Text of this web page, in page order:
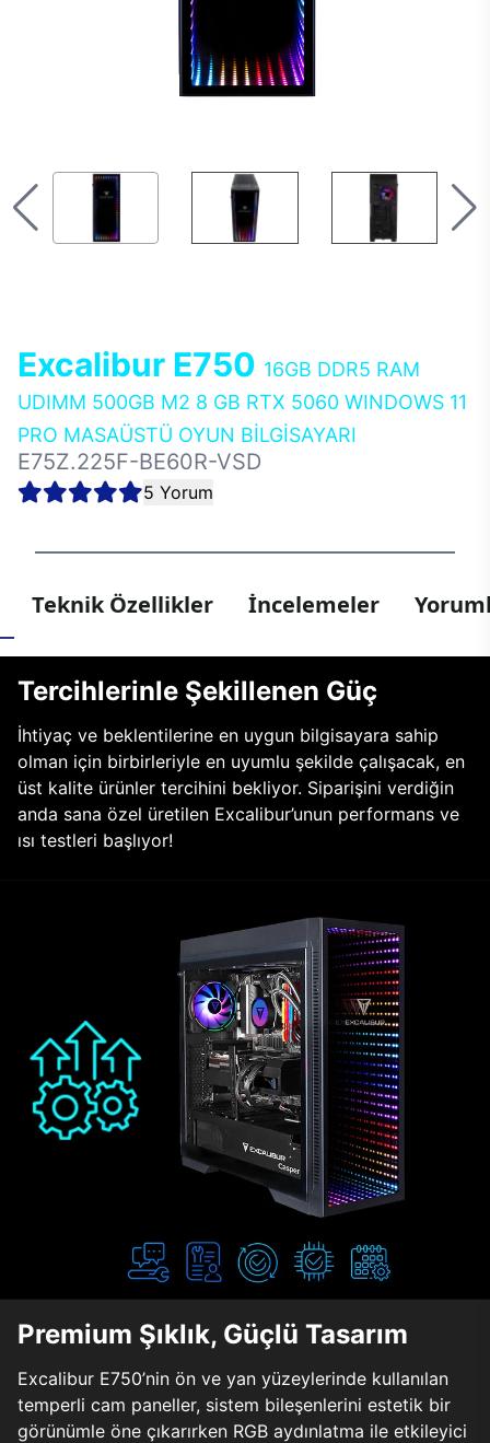
Excalibur E750 16GB DDR5 RAM
UDIMM 500GB M2 8 GB RTX 5060 WINDOWS 11
PRO MASAÜSTÜ OYUN BİLGİSAYARI
E75Z.225F-BE60R-VSD
5 Yorum
Teknik Özellikler İncelemeler
Tercihlerinle Şekillenen Güç
İhtiyaç ve beklentilerine en uygun bilgisayara sahip
olman için birbirleriyle en uyumlu şekilde çalışacak, en
üst kalite ürünler tercihini bekliyor. Siparişini verdiğin
anda sana özel üretilen Excalibur’unun performans ve
ısı testleri başlıyor!
Premium Şıklık, Güçlü Tasarım
Excalibur E750’nin ön ve yan yüzeylerinde kullanılan
temperli cam paneller, sistem bileşenlerini estetik bir
görünümle öne çıkarırken RGB aydınlatma ile etkileyici